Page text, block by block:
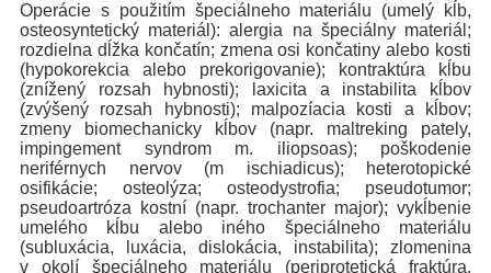
Operácie s použitím špeciálneho materiálu (umelý kĺb,
osteosyntetický materiál): alergia na špeciálny materiál;
rozdielna dĺžka končatín; zmena osi končatiny alebo kosti
(hypokorekcia alebo prekorigovanie); kontraktúra kĺbu
(znížený rozsah hybnosti); laxicita a instabilita kĺbov
(zvýšený rozsah hybnosti); malpozíacia kosti a kĺbov;
zmeny biomechanicky kĺbov (napr. maltreking pately,
impingement syndrom m. iliopsoas); poškodenie
neriférnych nervov (m ischiadicus); heterotopické
osifikácie; osteolýza; osteodystrofia; pseudotumor;
pseudoartróza kostní (napr. trochanter major); vykĺbenie
umelého kĺbu alebo iného špeciálneho materiálu
(subluxácia, luxácia, dislokácia, instabilita); zlomenina
v okolí špeciálneho materiálu (periprotetická fraktúra,